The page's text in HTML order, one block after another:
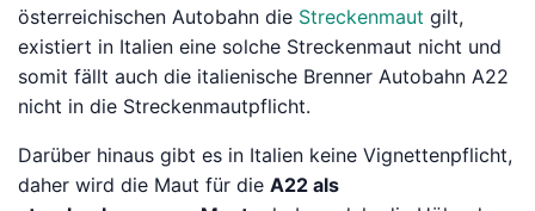
österreichischen Autobahn die Streckenmaut gilt,
existiert in Italien eine solche Streckenmaut nicht und
somit fällt auch die italienische Brenner Autobahn A22
nicht in die Streckenmautpflicht.
Darüber hinaus gibt es in Italien keine Vignettenpflicht,
daher wird die Maut für die A22 als